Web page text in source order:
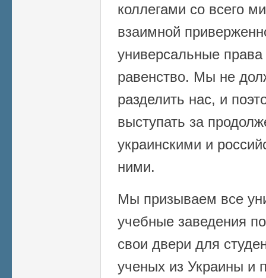
коллегами со всего
взаимной
универсальные
равенство. Мы не
разделить нас, и
выступать за
украинскими и
ними.
Мы призываем все
учебные заведения
свои двери для
ученых из Украины и